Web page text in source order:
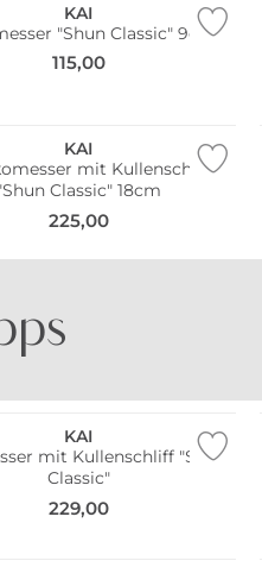
KAI
"Shun Classic" 9cm
115,00
KAI
mit Kullenschliff
Classic" 18cm
225,00
BAY
KAI
mit Kullenschliff "Shun
Classic"
229,00